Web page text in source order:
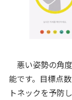
悪い姿勢の角
能です。目標点
トネックを予防